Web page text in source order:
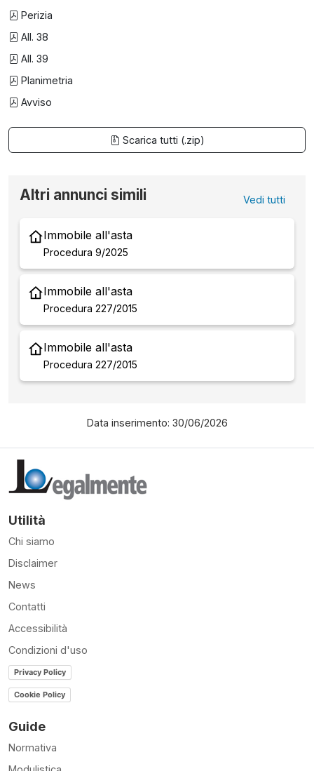
Perizia
All. 38
All. 39
Planimetria
Avviso
Scarica tutti (.zip)
Altri annunci simili Vedi tutti
Immobile all'asta
Procedura 9/2025
Immobile all'asta
Procedura 227/2015
Immobile all'asta
Procedura 227/2015
Data inserimento: 30/06/2026
Utilità
Chi siamo
Disclaimer
News
Contatti
Accessibilità
Condizioni d'uso
Privacy Policy
Cookie Policy
Guide
Normativa